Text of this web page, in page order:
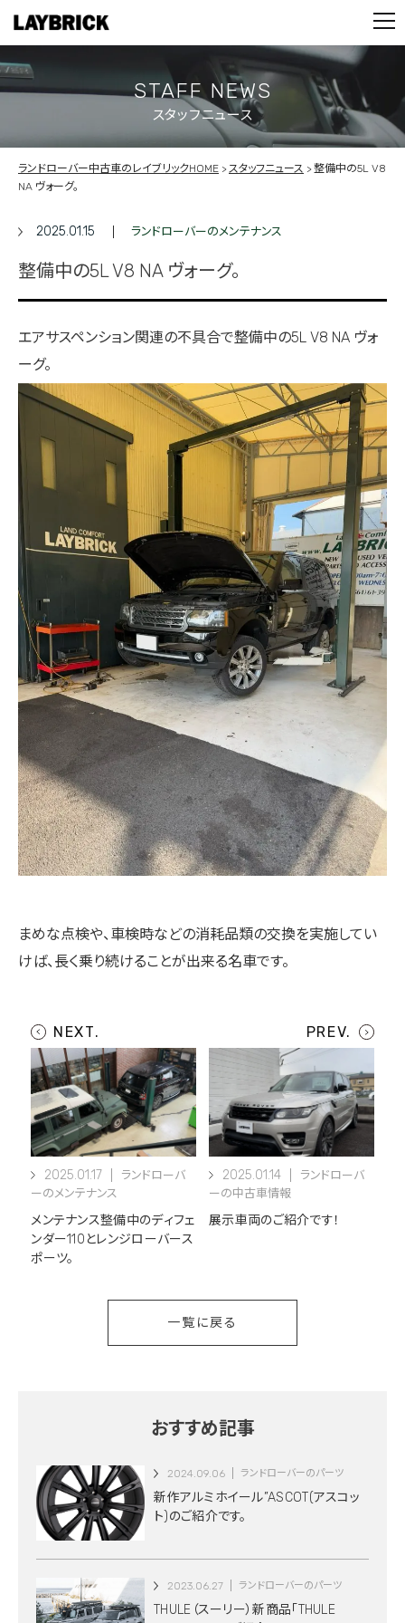
PARTS
CONTACT
PRIVACY POLICY
STAFF NEWS
スタッフニュース
ランドローバー中古車のレイブリックHOME スタッフニュース
整備中の5L V8
NA ヴォーグ。
2025.01.15 ランドローバーのメンテナンス
整備中の5L V8 NA ヴォーグ。
エアサスペンション関連の不具合で整備中の5L V8 NA ヴォ
ーグ。
まめな点検や、車検時などの消耗品類の交換を実施してい
けば、長く乗り続けることが出来る名車です。
2025.01.17
ランドローバ
ーのメンテナンス
メンテナンス整備中のディフェ
ンダー110とレンジローバース
ポーツ。
2025.01.14
ランドローバ
ーの中古車情報
展示車両のご紹介です！
一覧に戻る
おすすめ記事
2024.09.06 ランドローバーのパーツ
新作アルミホイール”ASCOT(アスコッ
ト)のご紹介です。
2023.06.27 ランドローバーのパーツ
THULE（スーリー）新商品「THULE